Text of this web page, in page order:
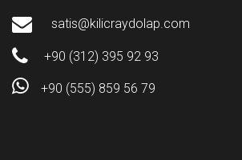
satis@kilicraydolap.com
+90 (312) 395 92 93
+90 (555) 859 56 79